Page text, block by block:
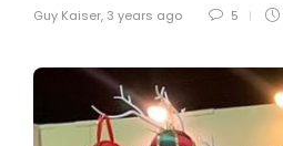
Guy Kaiser, 3 years ago 5